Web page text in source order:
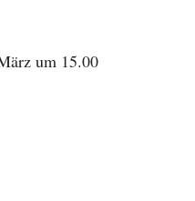
um 15.00